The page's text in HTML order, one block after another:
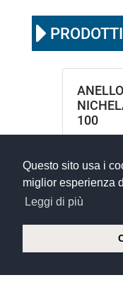
Questo sito usa i
miglior esperienza
Leggi di più
100